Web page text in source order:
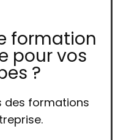
formation
pour vos
?
des formations